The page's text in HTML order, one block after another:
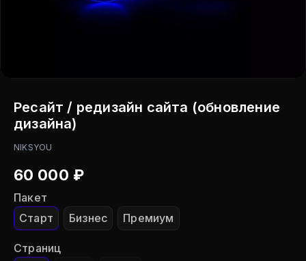
Ресайт / редизайн сайта (обновление
дизайна)
NIKSYOU
60 000 ₽
Пакет
Старт
Бизнес Премиум
Страниц